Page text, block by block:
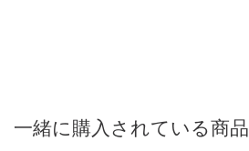
一緒に購入されている商品